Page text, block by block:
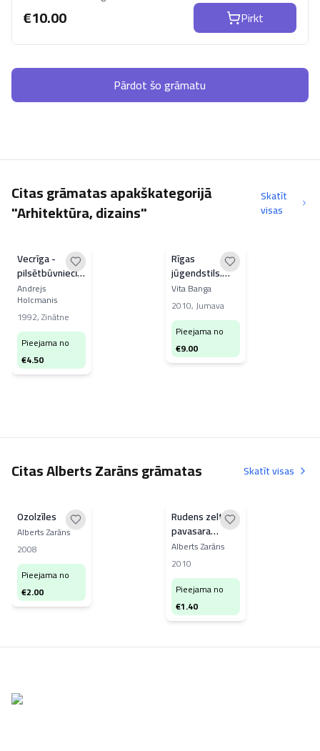
€10.00 Pirkt
Pārdot šo grāmatu
Citas grāmatas apakškategorijā
"Arhitektūra, dizains"
Skatīt
visas
Vecrīga -
pilsētbūvniecības
ansamblis
Andrejs
Holcmanis
1992,Zinātne
Pieejama no
€4.50
Rīgas
jūgendstils.
Interjers
Vita Banga
2010,Jumava
Pieejama no
€9.00
Citas Alberts Zarāns grāmatas Skatīt visas
Ozolzīles
Alberts Zarāns
2008
Pieejama no
€2.00
Rudens zeltī
pavasara
ieceres
Alberts Zarāns
2010
Pieejama no
€1.40